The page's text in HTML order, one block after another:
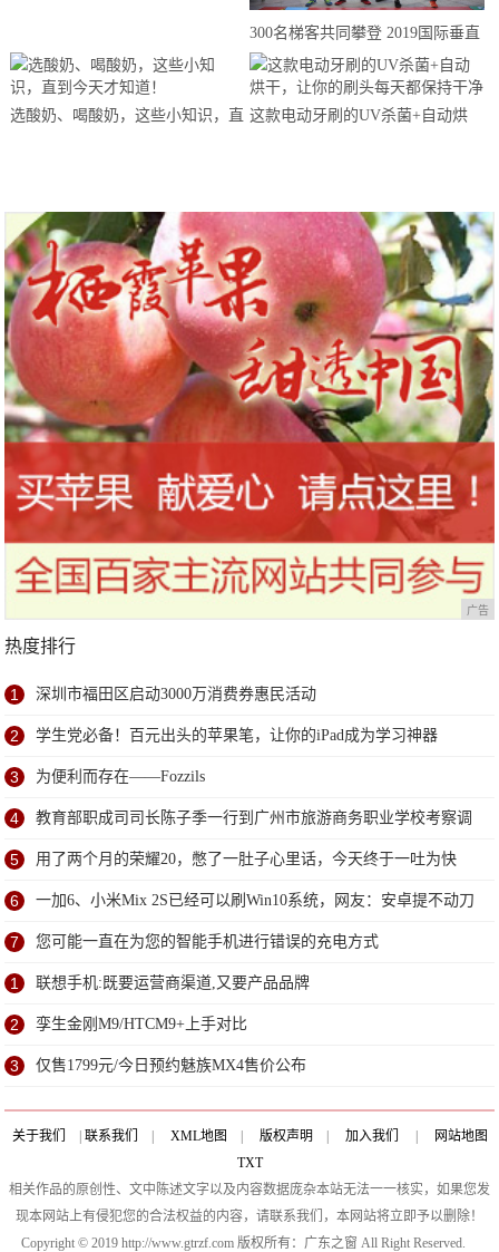
300名梯客共同攀登 2019国际垂直
马拉松超级精英赛顺德海骏达中心
站欢乐开跑
选酸奶、喝酸奶，这些小知识，直 这款电动牙刷的UV杀菌+自动烘
广告
热度排行
1 深圳市福田区启动3000万消费券惠民活动
2 学生党必备！百元出头的苹果笔，让你的iPad成为学习神器
3 为便利而存在——Fozzils
4 教育部职成司司长陈子季一行到广州市旅游商务职业学校考察调
研
5 用了两个月的荣耀20，憋了一肚子心里话，今天终于一吐为快
6 一加6、小米Mix 2S已经可以刷Win10系统，网友：安卓提不动刀
了？
7 您可能一直在为您的智能手机进行错误的充电方式
1 联想手机:既要运营商渠道,又要产品品牌
2 孪生金刚M9/HTCM9+上手对比
3 仅售1799元/今日预约魅族MX4售价公布
关于我们 | 联系我们 | XML地图 | 版权声明 | 加入我们 |
网站地图
TXT
相关作品的原创性、文中陈述文字以及内容数据庞杂本站无法一一核实，如果您发
现本网站上有侵犯您的合法权益的内容，请联系我们，本网站将立即予以删除！
Copyright © 2019 http://www.gtrzf.com 版权所有：广东之窗 All Right Reserved.